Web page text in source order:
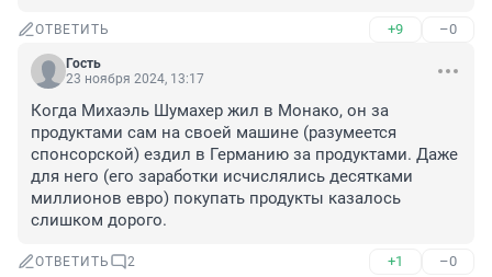
ОТВЕТИТЬ +9 –0
Гость
23 ноября 2024, 13:17
Когда Михаэль Шумахер жил в Монако, он за
продуктами сам на своей машине (разумеется
спонсорской) ездил в Германию за продуктами. Даже
для него (его заработки исчислялись десятками
миллионов евро) покупать продукты казалось
слишком дорого.
ОТВЕТИТЬ 2 +1 –0